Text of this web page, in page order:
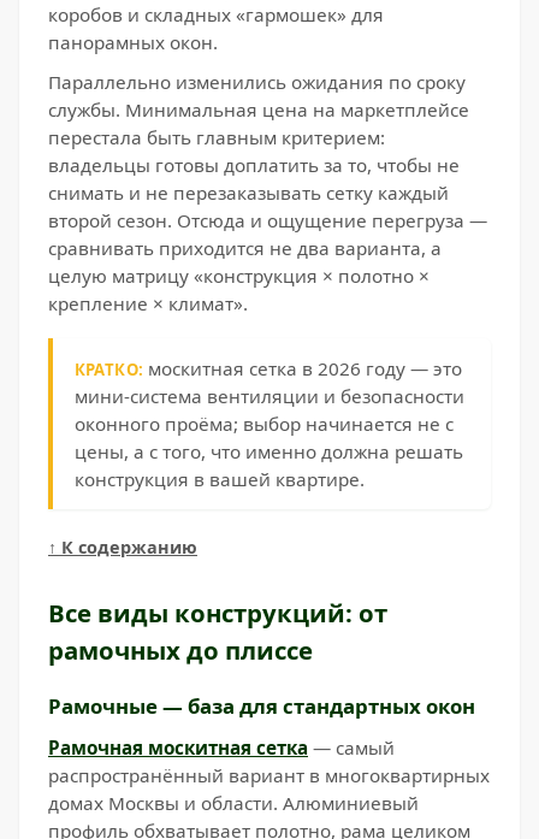
коробов и складных «гармошек» для
панорамных окон.
Параллельно изменились ожидания по сроку
службы. Минимальная цена на маркетплейсе
перестала быть главным критерием:
владельцы готовы доплатить за то, чтобы не
снимать и не перезаказывать сетку каждый
второй сезон. Отсюда и ощущение перегруза —
сравнивать приходится не два варианта, а
целую матрицу «конструкция × полотно ×
крепление × климат».
КРАТКО: москитная сетка в 2026 году — это
мини-система вентиляции и безопасности
оконного проёма; выбор начинается не с
цены, а с того, что именно должна решать
конструкция в вашей квартире.
↑ К содержанию
Все виды конструкций: от
рамочных до плиссе
Рамочные — база для стандартных окон
Рамочная москитная сетка — самый
распространённый вариант в многоквартирных
домах Москвы и области. Алюминиевый
профиль обхватывает полотно, рама целиком